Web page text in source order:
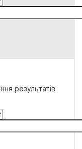
результатів